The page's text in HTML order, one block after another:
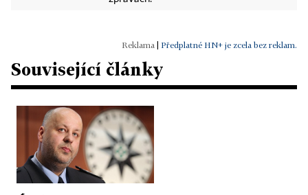
Předplatné HN+ je zcela bez reklam.
Související články